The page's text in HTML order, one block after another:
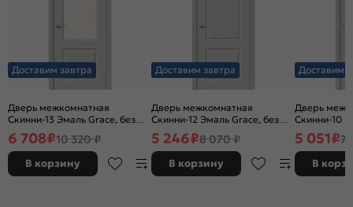
Доставим завтра
Дверь межкомнатная
Скинни-13 Эмаль Grace, без
декора, остекленная, white
сrystal, без кромки, скиновая
6 708₽10 320 ₽
В корзину
Доставим завтра
Дверь межкомнатная
Скинни-12 Эмаль Grace, без
декора, глухая, без стекла,
без кромки, скиновая
5 246₽8 070 ₽
В корзину
Доставим
Дверь
Скинни-10
декора,
без кромки,
5 051₽7
В